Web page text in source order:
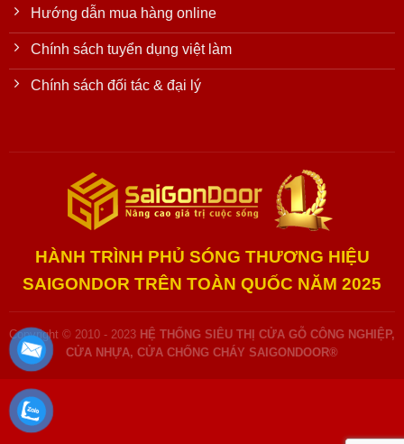
Hướng dẫn mua hàng online
Chính sách tuyển dụng việt làm
Chính sách đối tác & đại lý
HÀNH TRÌNH PHỦ SÓNG THƯƠNG HIỆU
SAIGONDOR TRÊN TOÀN QUỐC NĂM 2025
Copyright © 2010 - 2023 HỆ THỐNG SIÊU THỊ CỬA GỖ CÔNG NGHIỆP,
CỬA NHỰA, CỬA CHỐNG CHÁY SAIGONDOOR®